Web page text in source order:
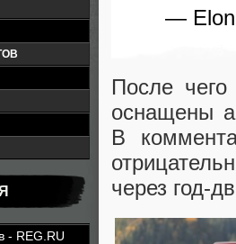
- REG.RU
— Elon
После
оснащены
В
через год-